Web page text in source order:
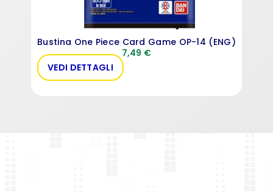
Bustina One Piece Card Game OP-14 (ENG)
7,49 €
VEDI DETTAGLI